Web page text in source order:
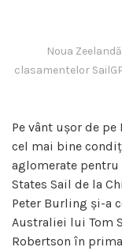
Noua
clasamentelor
Pe vânt ușor de
cel mai bine
aglomerate pentru
States Sail de la
Peter Burling și-a
Australiei lui Tom
Robertson în